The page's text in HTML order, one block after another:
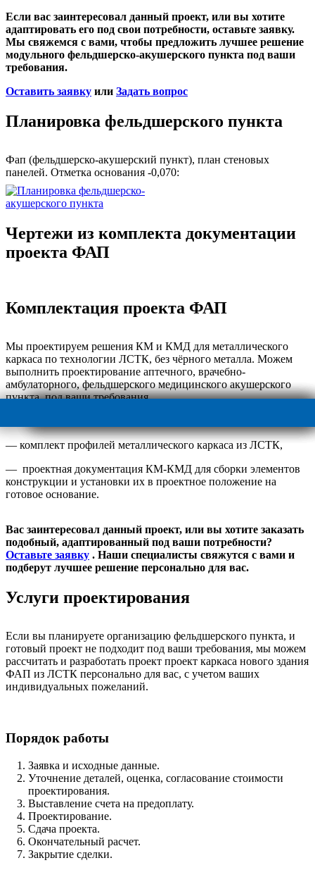
Если вас заинтересовал данный проект, или вы хотите
адаптировать его под свои потребности, оставьте заявку.
Мы свяжемся с вами, чтобы предложить лучшее решение
модульного фельдшерско-акушерского пункта под ваши
требования.
Оставить заявку или Задать вопрос
Планировка фельдшерского пункта
Фап (фельдшерско-акушерский пункт), план стеновых
панелей. Отметка основания -0,070:
Чертежи из комплекта документации
проекта ФАП
Комплектация проекта ФАП
Мы проектируем решения КМ и КМД для металлического
каркаса по технологии ЛСТК, без чёрного металла. Можем
выполнить проектирование аптечного, врачебно-
амбулаторного, фельдшерского медицинского акушерского
пункта, под ваши требования.
— комплект профилей металлического каркаса из ЛСТК,
— проектная документация КМ-КМД для сборки элементов
конструкции и установки их в проектное положение на
готовое основание.
Вас заинтересовал данный проект, или вы хотите заказать
подобный, адаптированный под ваши потребности?
Оставьте заявку . Наши специалисты свяжутся с вами и
подберут лучшее решение персонально для вас.
Услуги проектирования
Если вы планируете организацию фельдшерского пункта, и
готовый проект не подходит под ваши требования, мы можем
рассчитать и разработать проект проект каркаса нового здания
ФАП из ЛСТК персонально для вас, с учетом ваших
индивидуальных пожеланий.
Порядок работы
Заявка и исходные данные.
Уточнение деталей, оценка, согласование стоимости
проектирования.
Выставление счета на предоплату.
Проектирование.
Сдача проекта.
Окончательный расчет.
Закрытие сделки.